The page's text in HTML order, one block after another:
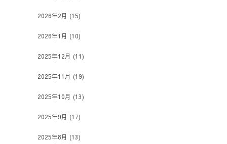
2026年2月 (15)
2026年1月 (10)
2025年12月 (11)
2025年11月 (19)
2025年10月 (13)
2025年9月 (17)
2025年8月 (13)